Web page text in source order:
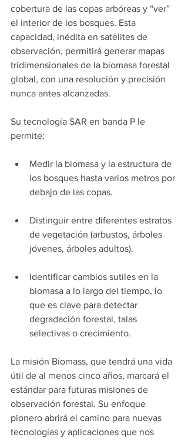
cobertura de las copas arbóreas y “ver”
el interior de los bosques. Esta
capacidad, inédita en satélites de
observación, permitirá generar mapas
tridimensionales de la biomasa forestal
global, con una resolución y precisión
nunca antes alcanzadas.
Su tecnología SAR en banda P le
permite:
Medir la biomasa y la estructura de
los bosques hasta varios metros por
debajo de las copas.
Distinguir entre diferentes estratos
de vegetación (arbustos, árboles
jóvenes, árboles adultos).
Identificar cambios sutiles en la
biomasa a lo largo del tiempo, lo
que es clave para detectar
degradación forestal, talas
selectivas o crecimiento.
La misión Biomass, que tendrá una vida
útil de al menos cinco años, marcará el
estándar para futuras misiones de
observación forestal. Su enfoque
pionero abrirá el camino para nuevas
tecnologías y aplicaciones que nos